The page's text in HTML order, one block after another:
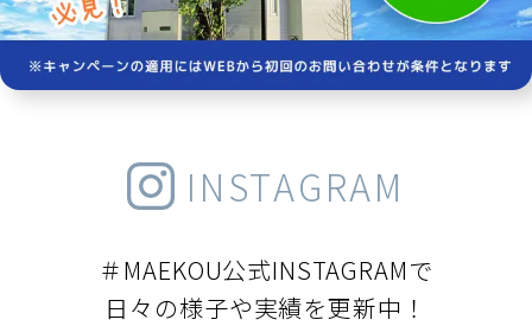
INSTAGRAM
＃MAEKOU公式INSTAGRAMで
日々の様子や実績を更新中！